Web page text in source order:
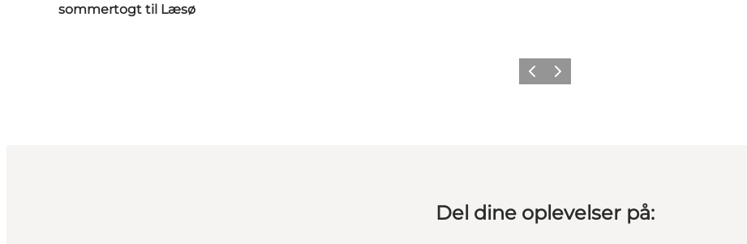
sommertogt til Læsø
Forrige billede
Næste billede
Del dine oplevelser på: